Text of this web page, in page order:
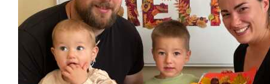
Kontakt
Ochrana osobných
údajov – GDPR
Vzdelávanie
zamestnancov